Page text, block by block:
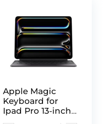
Apple Magic
Keyboard for
Ipad Pro 13‑inch
(M4) – Us